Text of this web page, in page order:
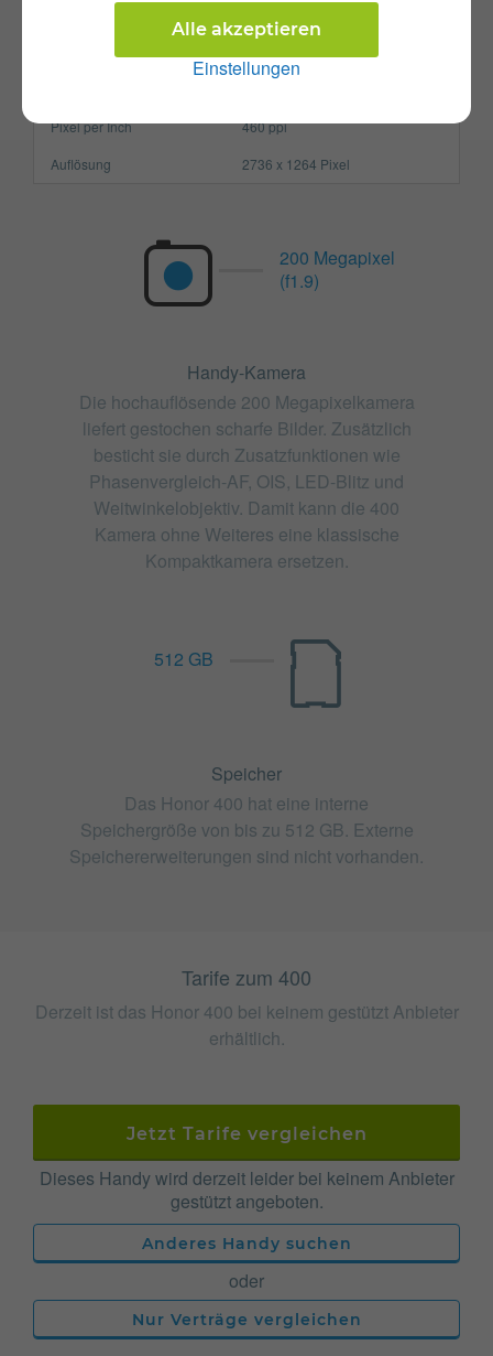
Einstellungen
Alle akzeptieren
Größe (H x B x T)
156.5 x 74.6 x 7.3 mm
Pixel per Inch
460 ppi
Auflösung
2736 x 1264 Pixel
200 Megapixel
(f1.9)
Handy-Kamera
Die hochauflösende 200 Megapixelkamera
liefert gestochen scharfe Bilder. Zusätzlich
besticht sie durch Zusatzfunktionen wie
Phasenvergleich-AF, OIS, LED-Blitz und
Weitwinkelobjektiv. Damit kann die 400
Kamera ohne Weiteres eine klassische
Kompaktkamera ersetzen.
512 GB
Speicher
Das Honor 400 hat eine interne
Speichergröße von bis zu 512 GB. Externe
Speichererweiterungen sind nicht vorhanden.
Tarife zum 400
Derzeit ist das Honor 400 bei keinem gestützt Anbieter
erhältlich.
Jetzt Tarife vergleichen
Dieses Handy wird derzeit leider bei keinem Anbieter
gestützt angeboten.
Anderes Handy suchen
oder
Nur Verträge vergleichen